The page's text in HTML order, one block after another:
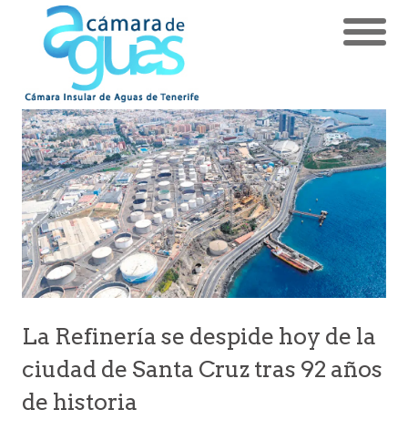
La Refinería se despide hoy de la
ciudad de Santa Cruz tras 92 años
de historia